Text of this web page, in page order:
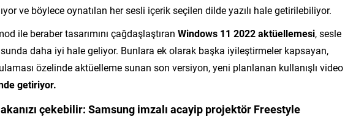
ve böylece oynatılan her sesli içerik seçilen dilde yazılı hale getirilebiliyor.
ile beraber tasarımını çağdaşlaştıran Windows 11 2022 aktüellemesi, sesle
daha iyi hale geliyor. Bunlara ek olarak başka iyileştirmeler kapsayan,
özelinde aktüelleme sunan son versiyon, yeni planlanan kullanışlı video
getiriyor.
çekebilir: Samsung imzalı acayip projektör Freestyle